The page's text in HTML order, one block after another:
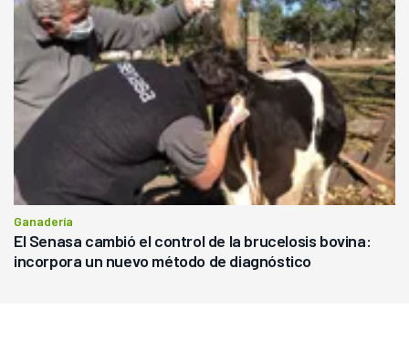
Ganadería
El Senasa cambió el control de la brucelosis bovina:
incorpora un nuevo método de diagnóstico